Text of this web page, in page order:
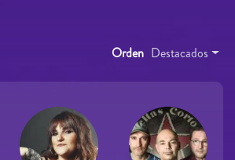
Orden Destacados